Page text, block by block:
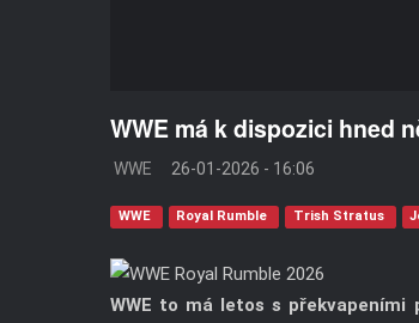
WWE má k dispozici hned
WWE 26-01-2026 - 16:06
WWE Royal Rumble Trish Stratus
WWE to má letos s